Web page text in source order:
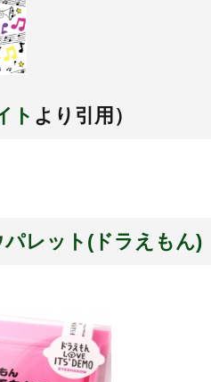
ト より引用）
レット(ドラえもん)